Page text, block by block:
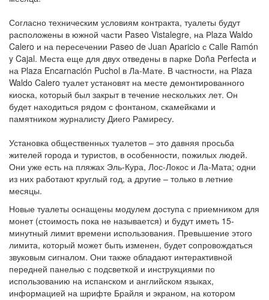
Согласно техническим условиям контракта, туалеты будут
расположены в южной части Paseo Vistalegre, на Рlaza Waldo
Calero и на пересечении Рaseo de Juan Aparicio с Сalle Ramón
y Cajal. Места еще для двух отведены в парке Doña Perfecta и
на Рlaza Encarnación Puchol в Ла-Мате. В частности, на Рlaza
Waldo Calero туалет установят на месте демонтированного
киоска, который был закрыт в течение нескольких лет. Он
будет находиться рядом с фонтаном, скамейками и
памятником журналисту Диего Рамиресу.
Установка общественных туалетов – это давняя просьба
жителей города и туристов, в особенности, пожилых людей.
Они уже есть на пляжах Эль-Кура, Лос-Локос и Ла-Мата; одни
из них работают круглый год, а другие – только в летние
месяцы.
Новые туалеты оснащены модулем доступа с приемником для
монет (стоимость пока не называется) и будут иметь 15-
минутный лимит времени использования. Превышение этого
лимита, который может быть изменен, будет сопровождаться
звуковым сигналом. Они также обладают интерактивной
передней панелью с подсветкой и инструкциями по
использованию на испанском и английском языках,
информацией на шрифте Брайля и экраном, на котором